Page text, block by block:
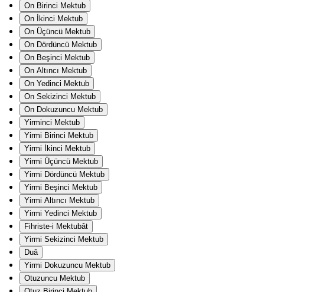
On Birinci Mektub
On İkinci Mektub
On Üçüncü Mektub
On Dördüncü Mektub
On Beşinci Mektub
On Altıncı Mektub
On Yedinci Mektub
On Sekizinci Mektub
On Dokuzuncu Mektub
Yirminci Mektub
Yirmi Birinci Mektub
Yirmi İkinci Mektub
Yirmi Üçüncü Mektub
Yirmi Dördüncü Mektub
Yirmi Beşinci Mektub
Yirmi Altıncı Mektub
Yirmi Yedinci Mektub
Fihriste-i Mektubât
Yirmi Sekizinci Mektub
Duâ
Yirmi Dokuzuncu Mektub
Otuzuncu Mektub